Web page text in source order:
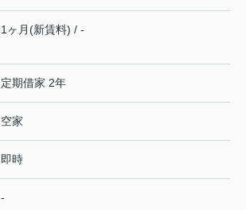
1ヶ月(新賃料) / -
定期借家 2年
空家
即時
-